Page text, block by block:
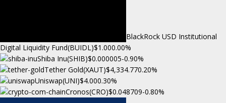
BlackRock USD Institutional
Digital Liquidity Fund(BUIDL)$1.000.00%
Shiba Inu(SHIB)$0.000005-0.90%
Tether Gold(XAUT)$4,334.770.20%
Uniswap(UNI)$4.000.30%
Cronos(CRO)$0.048709-0.80%